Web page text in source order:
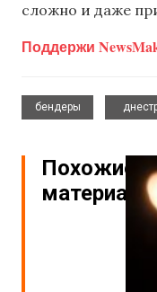
сложно и даже
Поддержи
бендеры
Похожие
материалы